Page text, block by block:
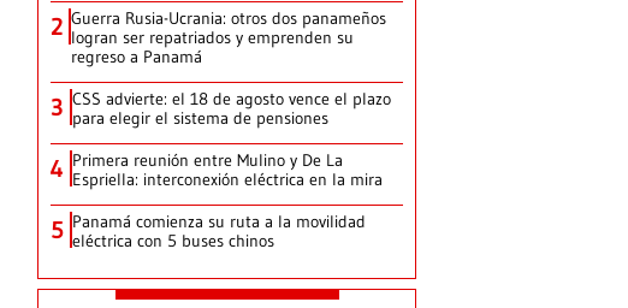
2 Guerra Rusia-Ucrania: otros dos panameños
logran ser repatriados y emprenden su
regreso a Panamá
3 CSS advierte: el 18 de agosto vence el plazo
para elegir el sistema de pensiones
4 Primera reunión entre Mulino y De La
Espriella: interconexión eléctrica en la mira
5 Panamá comienza su ruta a la movilidad
eléctrica con 5 buses chinos